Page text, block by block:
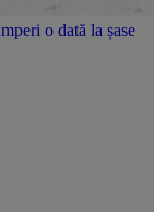
o dată la șase